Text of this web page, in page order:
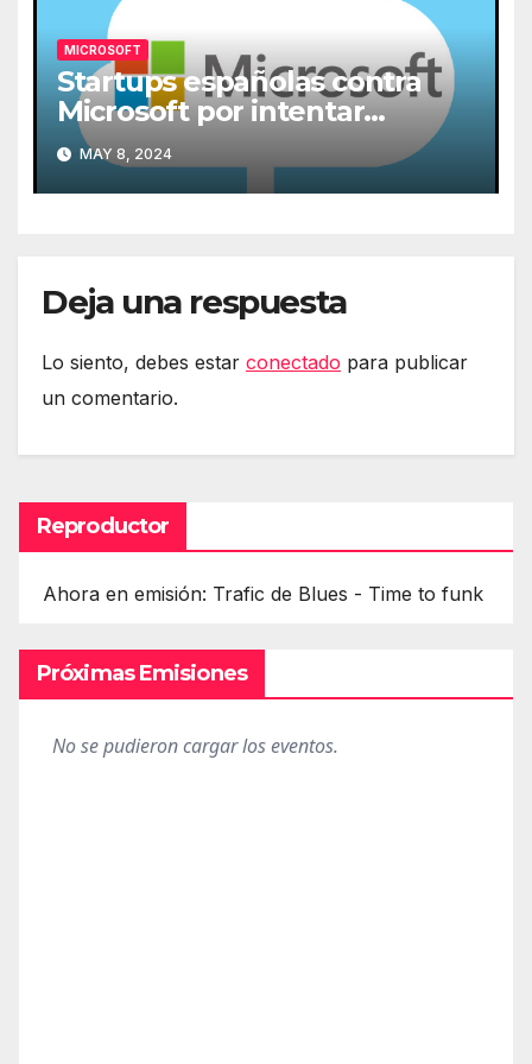
MICROSOFT
Startups españolas contra
Microsoft por intentar
expulsarlas de la nube
MAY 8, 2024
Deja una respuesta
Lo siento, debes estar conectado para publicar
un comentario.
Reproductor
Ahora en emisión: Trafic de Blues - Time to funk
Próximas Emisiones